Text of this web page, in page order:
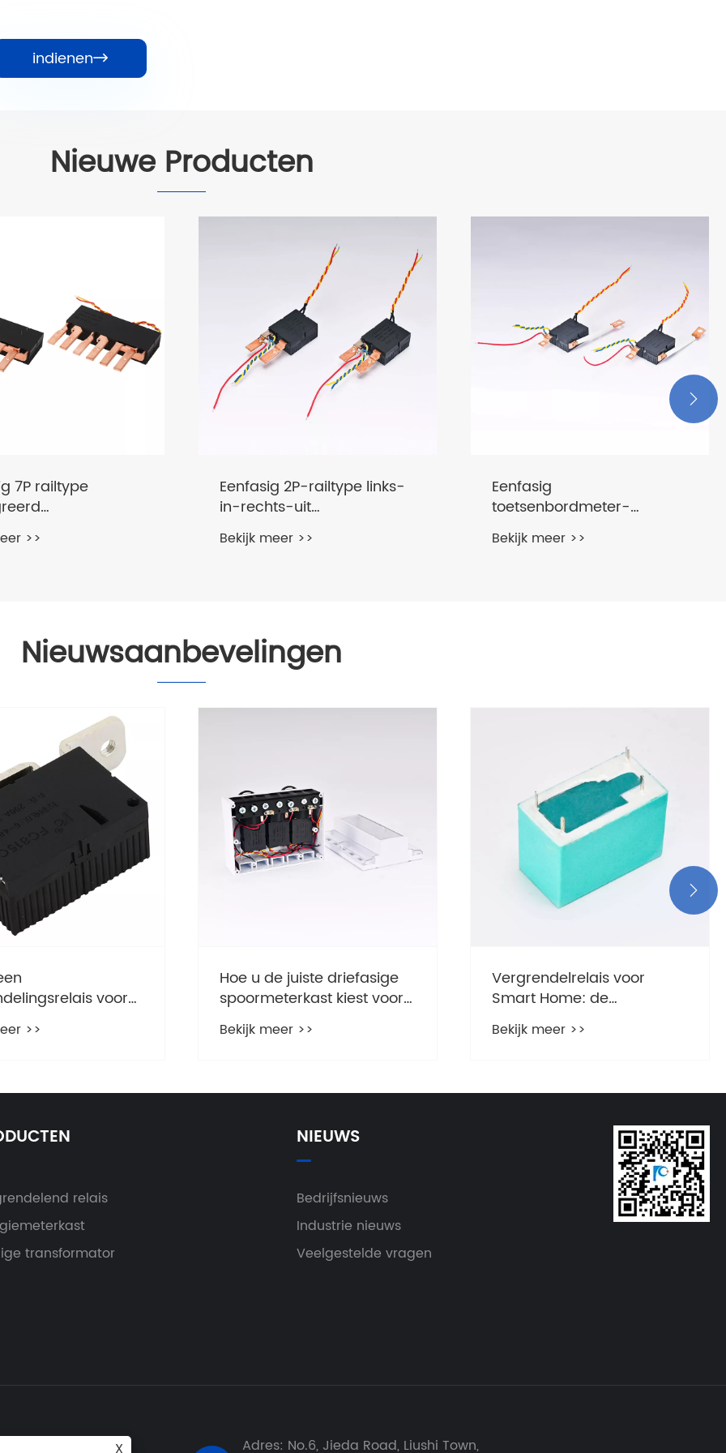
indienen
Nieuwe Producten
7P railtype
>>
Eenfasig 2P-railtype links-
in-rechts-uit
vergrendelend relais
Bekijk meer >>
Eenfasig
toetsenbordmeter-
vergrendelrelais
Bekijk meer >>

Nieuwsaanbevelingen
voor
voor
>>
Hoe u de juiste driefasige
spoormeterkast kiest voor
een betrouwbare
stroomverdeling
Bekijk meer >>
Vergrendelrelais voor
Smart Home: de
onzichtbare
energiebesparing!
Bekijk meer >>

relais
transformator
NIEUWS
Bedrijfsnieuws
Industrie nieuws
Veelgestelde vragen
Adres: No.6, Jieda Road, Liushi Town,